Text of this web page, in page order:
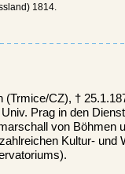
1814.
CZ), †
Prag in den
von Böhmen
Kultur- und